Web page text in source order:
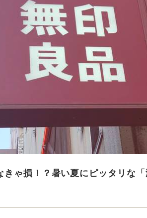
きゃ損！？暑い夏にピッタリな